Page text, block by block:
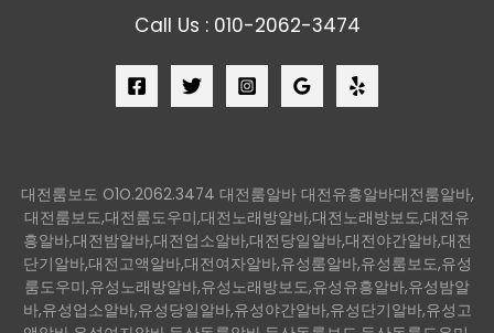
Call Us : 010-2062-3474
대전룸보도 O1O.2062.3474 대전룸알바 대전유흥알바대전룸알바,
대전룸보도,대전룸도우미,대전노래방알바,대전노래방보도,대전유
흥알바,대전밤알바,대전업소알바,대전당일알바,대전야간알바,대전
단기알바,대전고액알바,대전여자알바,유성룸알바,유성룸보도,유성
룸도우미,유성노래방알바,유성노래방보도,유성유흥알바,유성밤알
바,유성업소알바,유성당일알바,유성야간알바,유성단기알바,유성고